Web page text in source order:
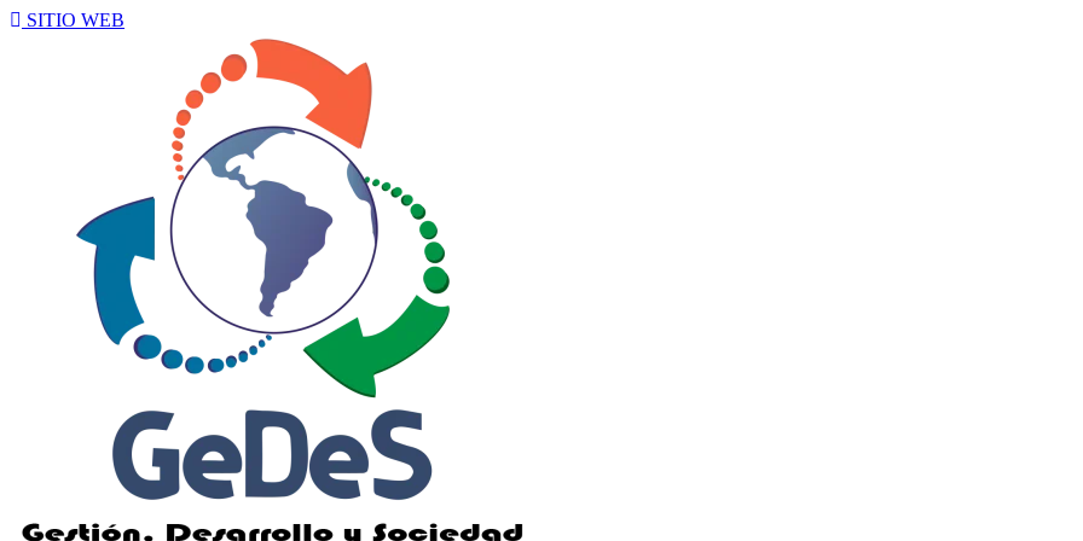
SITIO WEB